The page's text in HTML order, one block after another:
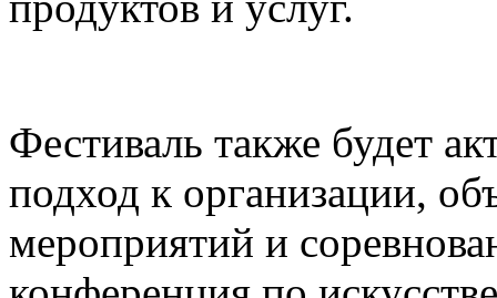
Фестиваль также будет
подход к организации,
мероприятий и